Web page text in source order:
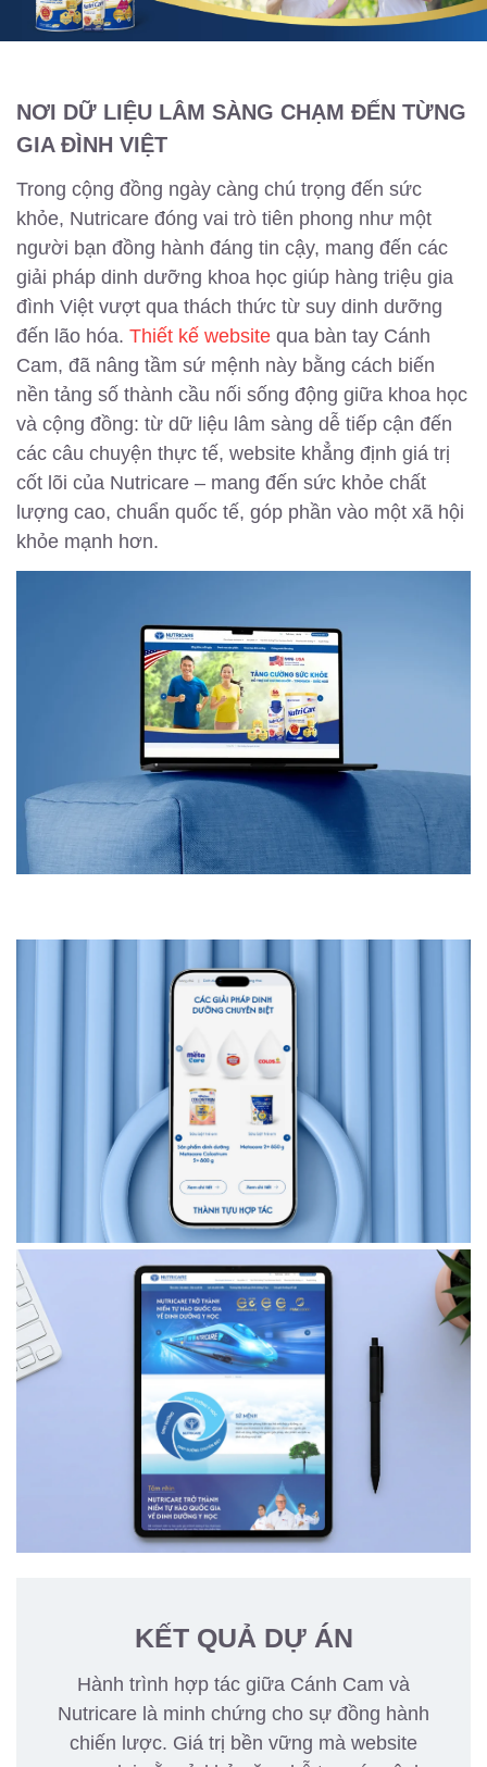
NƠI DỮ LIỆU LÂM SÀNG CHẠM ĐẾN TỪNG
GIA ĐÌNH VIỆT
Trong cộng đồng ngày càng chú trọng đến sức
khỏe, Nutricare đóng vai trò tiên phong như một
người bạn đồng hành đáng tin cậy, mang đến các
giải pháp dinh dưỡng khoa học giúp hàng triệu gia
đình Việt vượt qua thách thức từ suy dinh dưỡng
đến lão hóa. Thiết kế website qua bàn tay Cánh
Cam, đã nâng tầm sứ mệnh này bằng cách biến
nền tảng số thành cầu nối sống động giữa khoa học
và cộng đồng: từ dữ liệu lâm sàng dễ tiếp cận đến
các câu chuyện thực tế, website khẳng định giá trị
cốt lõi của Nutricare – mang đến sức khỏe chất
lượng cao, chuẩn quốc tế, góp phần vào một xã hội
khỏe mạnh hơn.
KẾT QUẢ DỰ ÁN
Hành trình hợp tác giữa Cánh Cam và
Nutricare là minh chứng cho sự đồng hành
chiến lược. Giá trị bền vững mà website